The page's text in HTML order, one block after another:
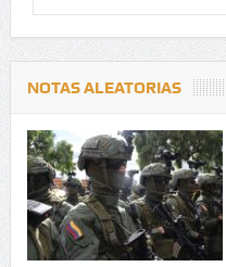
NOTAS ALEATORIAS